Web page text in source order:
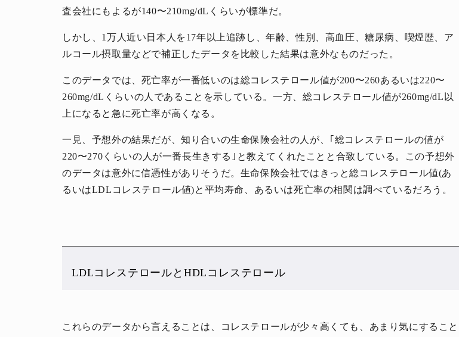
人生と暮らしを豊かに楽しむ上質な体験。
査会社にもよるが140〜210mg/dLくらいが標準だ。
しかし、1万人近い日本人を17年以上追跡し、年齢、性別、高血圧、糖尿病、喫煙歴、ア
ルコール摂取量などで補正したデータを比較した結果は意外なものだった。
このデータでは、死亡率が一番低いのは総コレステロール値が200〜260あるいは220〜
260mg/dLくらいの人であることを示している。一方、総コレステロール値が260mg/dL以
上になると急に死亡率が高くなる。
一見、予想外の結果だが、知り合いの生命保険会社の人が、｢総コレステロールの値が
220〜270くらいの人が一番長生きする｣と教えてくれたことと合致している。この予想外
のデータは意外に信憑性がありそうだ。生命保険会社ではきっと総コレステロール値(あ
るいはLDLコレステロール値)と平均寿命、あるいは死亡率の相関は調べているだろう。
LDLコレステロールとHDLコレステロール
これらのデータから言えることは、コレステロールが少々高くても、あまり気にすること